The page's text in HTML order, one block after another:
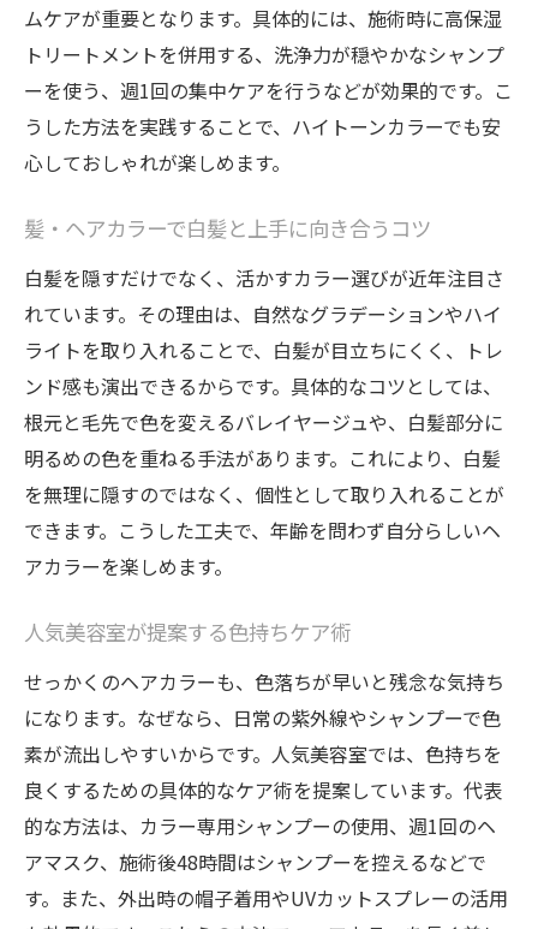
ムケアが重要となります。具体的には、施術時に高保湿
トリートメントを併用する、洗浄力が穏やかなシャンプ
ーを使う、週1回の集中ケアを行うなどが効果的です。こ
うした方法を実践することで、ハイトーンカラーでも安
心しておしゃれが楽しめます。
髪・ヘアカラーで白髪と上手に向き合うコツ
白髪を隠すだけでなく、活かすカラー選びが近年注目さ
れています。その理由は、自然なグラデーションやハイ
ライトを取り入れることで、白髪が目立ちにくく、トレ
ンド感も演出できるからです。具体的なコツとしては、
根元と毛先で色を変えるバレイヤージュや、白髪部分に
明るめの色を重ねる手法があります。これにより、白髪
を無理に隠すのではなく、個性として取り入れることが
できます。こうした工夫で、年齢を問わず自分らしいヘ
アカラーを楽しめます。
人気美容室が提案する色持ちケア術
せっかくのヘアカラーも、色落ちが早いと残念な気持ち
になります。なぜなら、日常の紫外線やシャンプーで色
素が流出しやすいからです。人気美容室では、色持ちを
良くするための具体的なケア術を提案しています。代表
的な方法は、カラー専用シャンプーの使用、週1回のヘ
アマスク、施術後48時間はシャンプーを控えるなどで
す。また、外出時の帽子着用やUVカットスプレーの活用